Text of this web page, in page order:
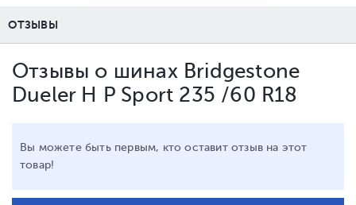
ОТЗЫВЫ
Отзывы о шинах Bridgestone
Dueler H P Sport 235 /60 R18
Вы можете быть первым, кто оставит отзыв на этот
товар!